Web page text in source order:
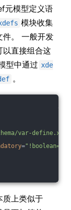
元模型定义语
模块收集
件。 一般开发
以直接组合这
型中通过 xde
。
var-
=
质上类似于